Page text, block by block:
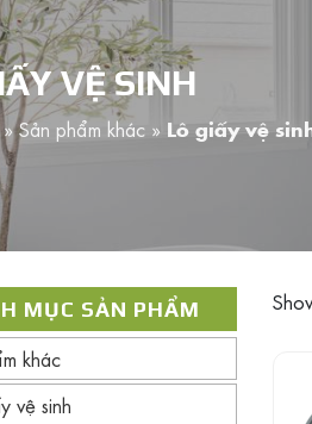
VỆ SINH
Sản phẩm khác » Lô giấy vệ
MỤC SẢN PHẨM
khác
vệ sinh